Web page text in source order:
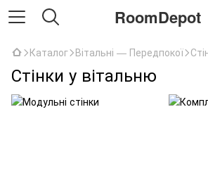
RoomDepot
Каталог Вітальні — Передпокої
Стінки у вітальню